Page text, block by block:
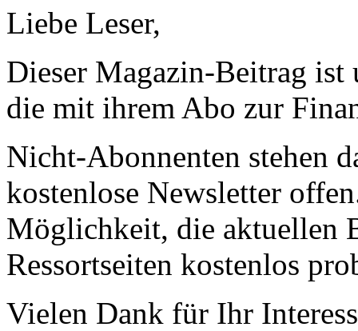
Liebe Leser,
Dieser Magazin-Beitrag ist
die mit ihrem Abo zur
Nicht-Abonnenten stehen
kostenlose Newsletter
Möglichkeit, die aktuellen
Ressortseiten kostenlos
Vielen Dank für Ihr